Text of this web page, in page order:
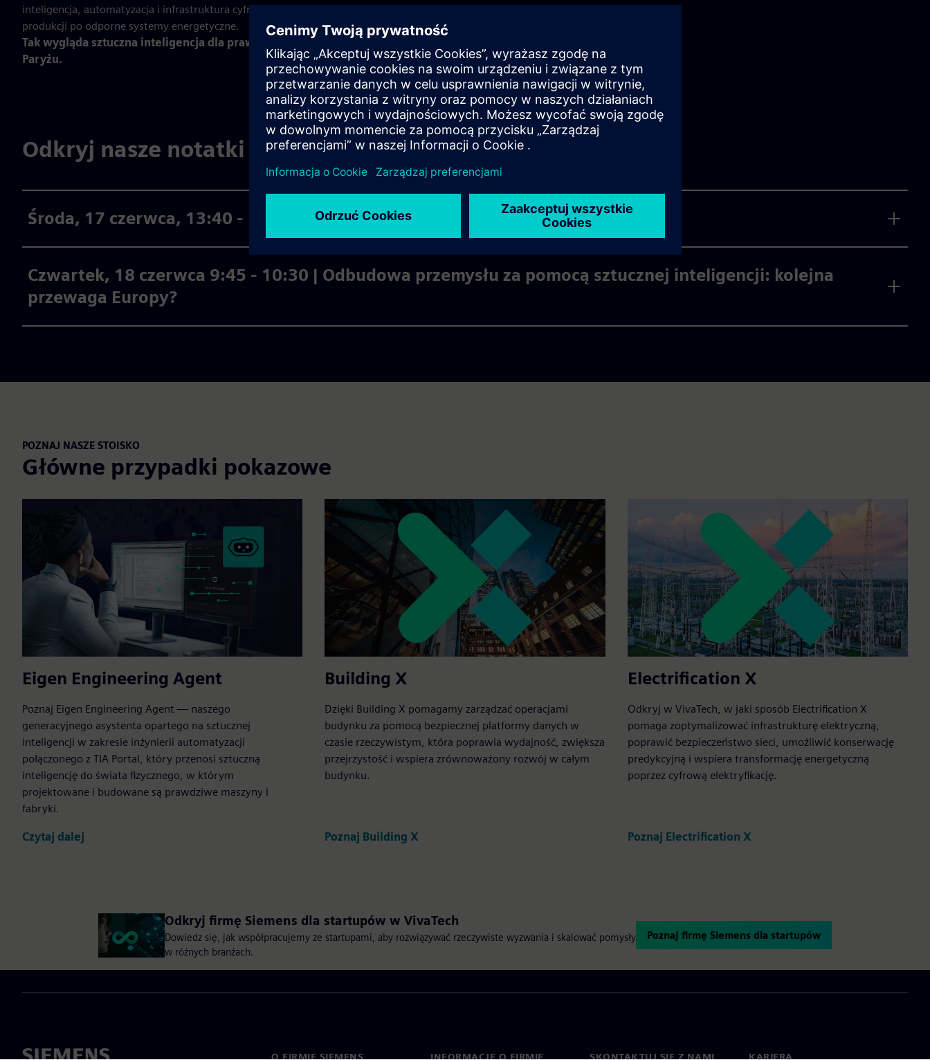
inteligencja, automatyzacja i infrastruktura cyfrowa łączą się, aby rozwiązać najważniejsze wyzwania - od inteligentnej
produkcji po odporne systemy energetyczne.
Tak wygląda sztuczna inteligencja dla prawdziwego świata. Znajdź nas w niemieckim pawilonie VivaTech w
Paryżu.
Odkryj nasze notatki w transmisji na żywo
Środa, 17 czerwca, 13:40 - 14:30 | Technika przemysłowa dla ery AI
Czwartek, 18 czerwca 9:45 - 10:30 | Odbudowa przemysłu za pomocą sztucznej inteligencji: kolejna
przewaga Europy?
POZNAJ NASZE STOISKO
Główne przypadki pokazowe
Eigen Engineering Agent
Poznaj Eigen Engineering Agent — naszego
generacyjnego asystenta opartego na sztucznej
inteligencji w zakresie inżynierii automatyzacji
połączonego z TIA Portal, który przenosi sztuczną
inteligencję do świata fizycznego, w którym
projektowane i budowane są prawdziwe maszyny i
fabryki.
Czytaj dalej
Building X
Dzięki Building X pomagamy zarządzać operacjami
budynku za pomocą bezpiecznej platformy danych w
czasie rzeczywistym, która poprawia wydajność, zwiększa
przejrzystość i wspiera zrównoważony rozwój w całym
budynku.
Poznaj Building X
Electrification X
Odkryj w VivaTech, w jaki sposób Electrification X
pomaga zoptymalizować infrastrukturę elektryczną,
poprawić bezpieczeństwo sieci, umożliwić konserwację
predykcyjną i wspiera transformację energetyczną
poprzez cyfrową elektryfikację.
Poznaj Electrification X
Odkryj firmę Siemens dla startupów w VivaTech
Dowiedz się, jak współpracujemy ze startupami, aby rozwiązywać rzeczywiste wyzwania i skalować pomysły
w różnych branżach.
Poznaj firmę Siemens dla startupów
O FIRMIE SIEMENS INFORMACJE O FIRMIE SKONTAKTUJ SIĘ Z NAMI KARIERA